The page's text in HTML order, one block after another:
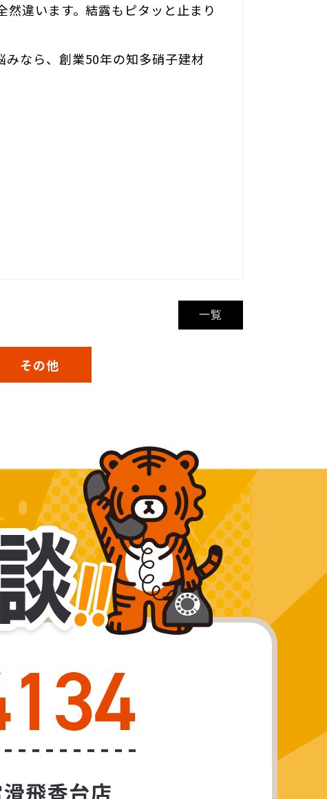
然違います。結露もピタッと止まり
なら、創業50年の知多硝子建材
一覧
その他